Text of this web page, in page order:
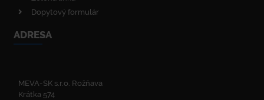
Dopytový formulár
ADRESA
MEVA-SK s.r.o. Rožňava
Krátka 574